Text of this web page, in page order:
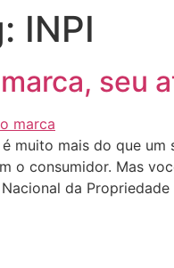
INPI
seu
muito mais do que
o consumidor. Mas
da